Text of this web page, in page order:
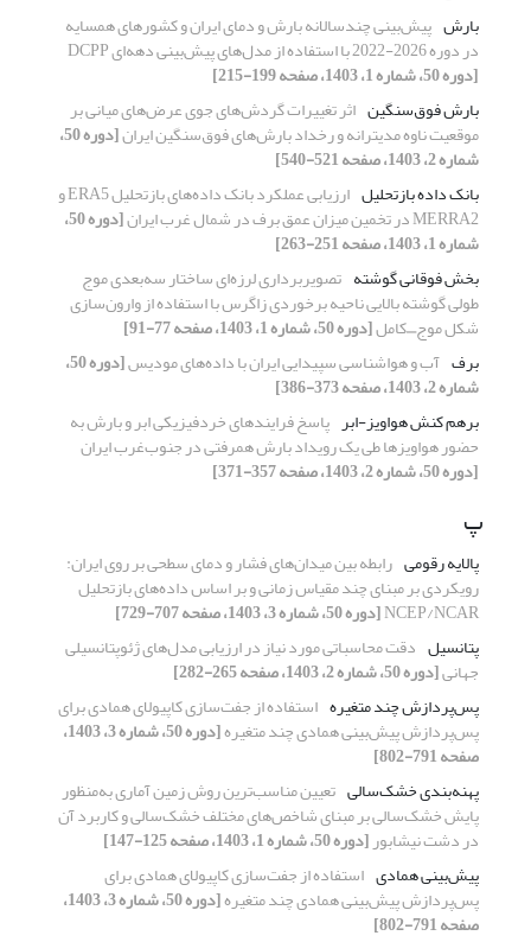
بارش پیش‌بینی چندسالانه بارش و دمای ایران و کشورهای همسایه
در دوره 2026-2022 با استفاده از مدل‌های پیش‌بینی دهه‌ای DCPP
[دوره 50، شماره 1، 1403، صفحه 199-215]
بارش فوق‌سنگین اثر تغییرات گردش‌های جوی عرض‌های میانی بر
موقعیت ناوه مدیترانه و رخداد بارش‌های فوق‌سنگین ایران [دوره 50،
شماره 2، 1403، صفحه 521-540]
بانک داده بازتحلیل
ارزیابی عملکرد بانک داده‌های بازتحلیل ERA5 و
MERRA2 در تخمین میزان عمق برف در شمال غرب ایران [دوره 50،
شماره 1، 1403، صفحه 251-263]
بخش فوقانی گوشته تصویربرداری لرزه‌ای ساختار سه‌بعدی موج
طولی گوشته بالایی ناحیه برخوردی زاگرس با استفاده از وارون‌سازی
شکل موج⎽کامل[دوره 50، شماره 1، 1403، صفحه 77-91]
برف آب و هواشناسی سپیدایی ایران با داده‌های مودیس [دوره 50،
شماره 2، 1403، صفحه 373-386]
برهم کنش هواویز-ابر پاسخ فرایندهای خردفیزیکی ابر و بارش به
حضور هواویزها طی یک رویداد بارش همرفتی در جنوب‌غرب ایران
[دوره 50، شماره 2، 1403، صفحه 357-371]
پ
پالایه رقومی رابطه بین میدان‌های فشار و دمای سطحی بر روی ایران:
رویکردی بر مبنای چند مقیاس زمانی و بر اساس داده‌های بازتحلیل
NCEP/NCAR[دوره 50، شماره 3، 1403، صفحه 707-729]
پتانسیل دقت محاسباتی مورد نیاز در ارزیابی مدل‌های ژئوپتانسیلی
جهانی[دوره 50، شماره 2، 1403، صفحه 265-282]
پس‌پردازش چند متغیره استفاده از جفت‌سازی کاپیولای همادی برای
پس‌پردازش پیش‌بینی همادی چند متغیره [دوره 50، شماره 3، 1403،
صفحه 791-802]
پهنه‌بندی خشک‌سالی تعیین مناسب‌ترین روش زمین آماری به‌منظور
پایش خشک‌سالی بر مبنای شاخص‌های مختلف خشک‌سالی و کاربرد آن
در دشت نیشابور[دوره 50، شماره 1، 1403، صفحه 125-147]
پیش‌بینی همادی استفاده از جفت‌سازی کاپیولای همادی برای
پس‌پردازش پیش‌بینی همادی چند متغیره [دوره 50، شماره 3، 1403،
صفحه 791-802]